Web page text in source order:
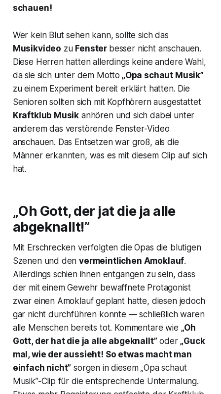
schauen!
Wer kein Blut sehen kann, sollte sich das
Musikvideo zu Fenster besser nicht anschauen.
Diese Herren hatten allerdings keine andere Wahl,
da sie sich unter dem Motto „Opa schaut Musik”
zu einem Experiment bereit erklärt hatten. Die
Senioren sollten sich mit Kopfhörern ausgestattet
Kraftklub Musik anhören und sich dabei unter
anderem das verstörende Fenster-Video
anschauen. Das Entsetzen war groß, als die
Männer erkannten, was es mit diesem Clip auf sich
hat.
„Oh Gott, der jat die ja alle
abgeknallt!”
Mit Erschrecken verfolgten die Opas die blutigen
Szenen und denvermeintlichen Amoklauf.
Allerdings schien ihnen entgangen zu sein, dass
der mit einem Gewehr bewaffnete Protagonist
zwar einen Amoklauf geplant hatte, diesen jedoch
gar nicht durchführen konnte — schließlich waren
alle Menschen bereits tot. Kommentare wie „Oh
Gott, der hat die ja alle abgeknallt” oder „Guck
mal, wie der aussieht! So etwas macht man
einfach nicht” sorgen in diesem „Opa schaut
Musik”-Clip für die entsprechende Untermalung.